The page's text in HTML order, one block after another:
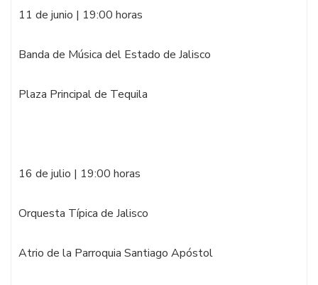
11 de junio | 19:00 horas
Banda de Música del Estado de Jalisco
Plaza Principal de Tequila
16 de julio | 19:00 horas
Orquesta Típica de Jalisco
Atrio de la Parroquia Santiago Apóstol